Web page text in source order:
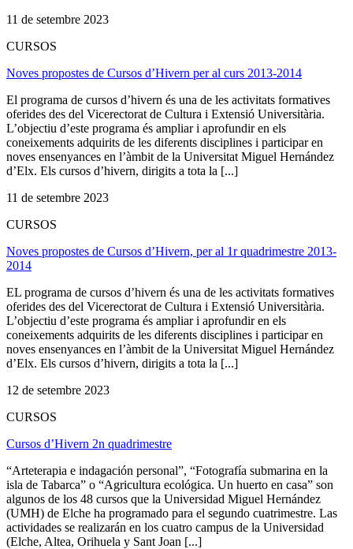
11 de setembre 2023
CURSOS
Noves propostes de Cursos d’Hivern per al curs 2013-2014
El programa de cursos d’hivern és una de les activitats formatives
oferides des del Vicerectorat de Cultura i Extensió Universitària.
L’objectiu d’este programa és ampliar i aprofundir en els
coneixements adquirits de les diferents disciplines i participar en
noves ensenyances en l’àmbit de la Universitat Miguel Hernández
d’Elx. Els cursos d’hivern, dirigits a tota la [...]
11 de setembre 2023
CURSOS
Noves propostes de Cursos d’Hivern, per al 1r quadrimestre 2013-
2014
EL programa de cursos d’hivern és una de les activitats formatives
oferides des del Vicerectorat de Cultura i Extensió Universitària.
L’objectiu d’este programa és ampliar i aprofundir en els
coneixements adquirits de les diferents disciplines i participar en
noves ensenyances en l’àmbit de la Universitat Miguel Hernández
d’Elx. Els cursos d’hivern, dirigits a tota la [...]
12 de setembre 2023
CURSOS
Cursos d’Hivern 2n quadrimestre
“Arteterapia e indagación personal”, “Fotografía submarina en la
isla de Tabarca” o “Agricultura ecológica. Un huerto en casa” son
algunos de los 48 cursos que la Universidad Miguel Hernández
(UMH) de Elche ha programado para el segundo cuatrimestre. Las
actividades se realizarán en los cuatro campus de la Universidad
(Elche, Altea, Orihuela y Sant Joan [...]